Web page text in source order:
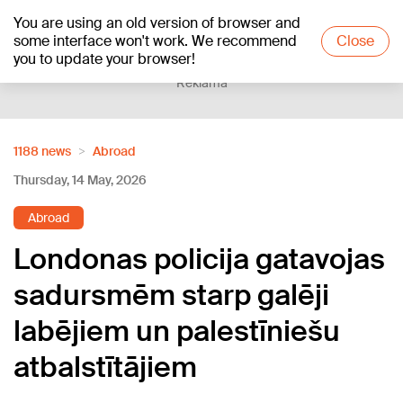
You are using an old version of browser and
some interface won't work. We recommend
you to update your browser!
Close
+21°C
Reklāma
1188 news
Abroad
Thursday, 14 May, 2026
Abroad
Londonas policija gatavojas
sadursmēm starp galēji
labējiem un palestīniešu
atbalstītājiem